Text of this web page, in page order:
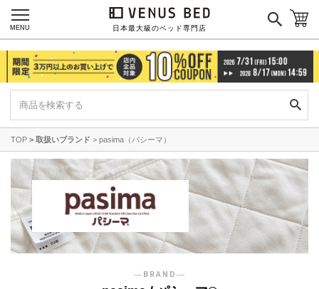
日本最大級のベッド専門店
MENU
ご利用ガイド 会社概要
特定商取引法に基づく表記 プライバシーポリシー
マイページ ログイン
TOP 取扱いブランド pasima（パシーマ）
―BRAND―